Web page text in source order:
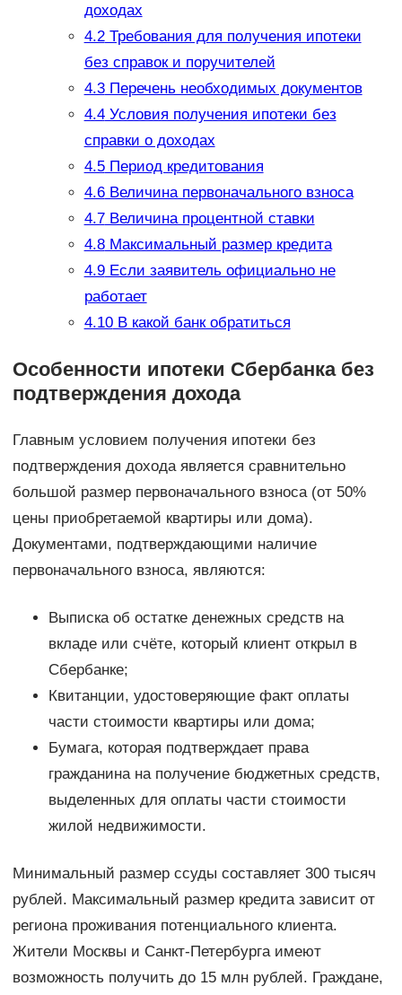
доходах
4.2Требования для получения ипотеки
без справок и поручителей
4.3Перечень необходимых документов
4.4Условия получения ипотеки без
справки о доходах
4.5Период кредитования
4.6Величина первоначального взноса
4.7Величина процентной ставки
4.8Максимальный размер кредита
4.9Если заявитель официально не
работает
4.10В какой банк обратиться
Особенности ипотеки Сбербанка без
подтверждения дохода
Главным условием получения ипотеки без
подтверждения дохода является сравнительно
большой размер первоначального взноса (от 50%
цены приобретаемой квартиры или дома).
Документами, подтверждающими наличие
первоначального взноса, являются:
Выписка об остатке денежных средств на
вкладе или счёте, который клиент открыл в
Сбербанке;
Квитанции, удостоверяющие факт оплаты
части стоимости квартиры или дома;
Бумага, которая подтверждает права
гражданина на получение бюджетных средств,
выделенных для оплаты части стоимости
жилой недвижимости.
Минимальный размер ссуды составляет 300 тысяч
рублей. Максимальный размер кредита зависит от
региона проживания потенциального клиента.
Жители Москвы и Санкт-Петербурга имеют
возможность получить до 15 млн рублей. Граждане,